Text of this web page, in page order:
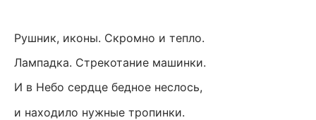
Рушник, иконы. Скромно и тепло.
Лампадка. Стрекотание машинки.
И в Небо сердце бедное неслось,
и находило нужные тропинки.